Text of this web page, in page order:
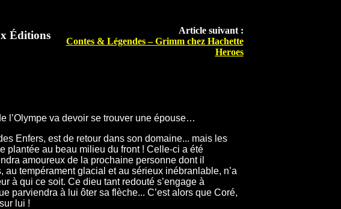
Éditions
Article suivant :
Contes & Légendes – Grimm chez Hachette
Heroes
l’Olympe va devoir se trouver une épouse…
Enfers, est de retour dans son domaine... mais les
plantée au beau milieu du front ! Celle-ci a été
amoureux de la prochaine personne dont il
au tempérament glacial et au sérieux inébranlable, n’a
à qui ce soit. Ce dieu tant redouté s’engage à
parviendra à lui ôter sa flèche... C’est alors que Coré,
lui !